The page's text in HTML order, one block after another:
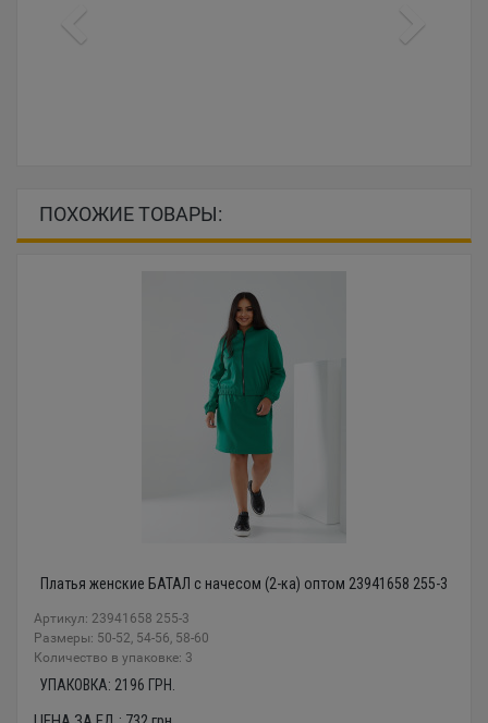
ПОХОЖИЕ ТОВАРЫ:
Платья женские БАТАЛ с начесом (2-ка) оптом 23941658 255-3
Артикул: 23941658 255-3
Размеры: 50-52, 54-56, 58-60
Количество в упаковке: 3
УПАКОВКА: 2196 ГРН.